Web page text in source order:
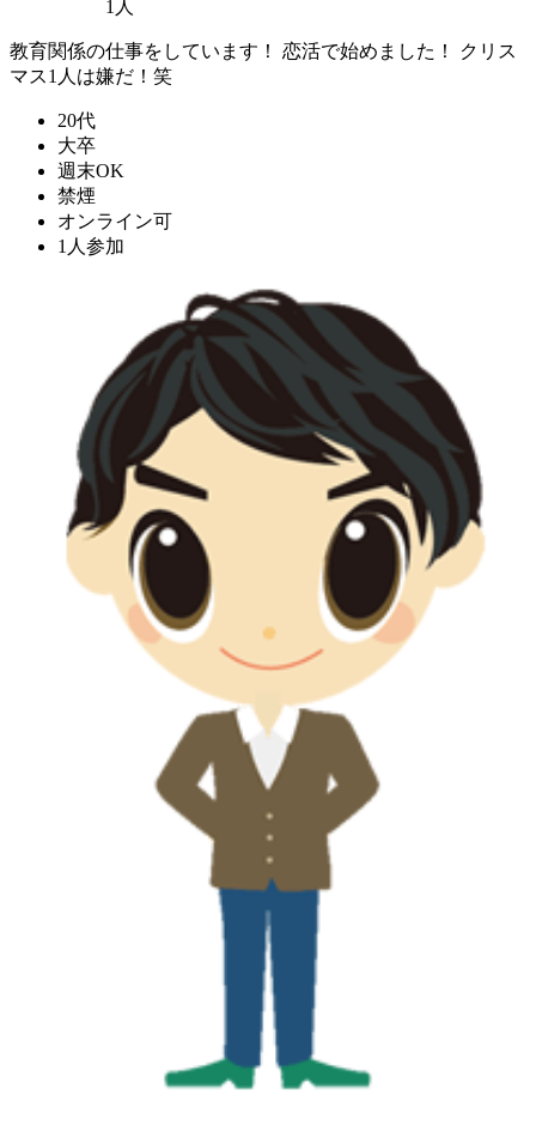
1人
教育関係の仕事をしています！ 恋活で始めました！ クリス
マス1人は嫌だ！笑
20代
大卒
週末OK
禁煙
オンライン可
1人参加